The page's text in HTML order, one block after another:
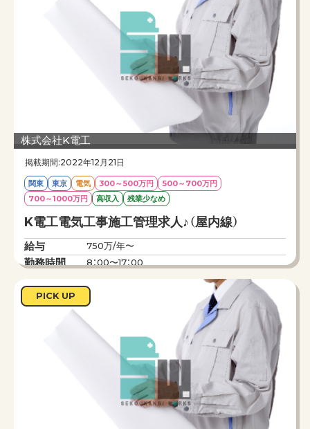
理の求人です。
週休二日制で残業も少なく工期などに追われるこ
ともないので
ストレスフリーな職場です♪
経験が浅くとも先輩社員が丁寧に教えてくれるの
現在、設備管理の需要が非常に伸びています。
これからも長く必要とされるお仕事に是非ご応募
株式会社K電工
掲載期間:2022年12月21日
関東 東京 電気 300～500万円
500～700万円
700～1000万円
高収入 残業少なめ
K電工電気工事施工管理求人♪（屋内線）
給与 750万/年〜
勤務時間 8：00〜17：00
日本を代表するサブコンでの電気工事施工管理技
士求人です。
手掛けるのは求人は大型求人多数！
これまでの働き方を見直したい方、キャリアアッ
プしたい経験者の方大歓迎！
ご応募お待ちしております。
PICK UP